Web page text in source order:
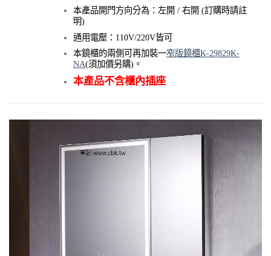
本產品開門方向分為：左開 / 右開 (訂購時請註
明)
通用電壓：110V/220V皆可
本鏡櫃的兩側可再加裝一窄版鏡櫃K-29829K-
NA(須加價另購)。
本產品不含櫃內插座